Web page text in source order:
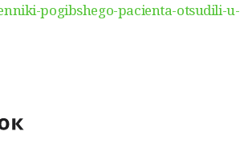
pogibshego-pacienta-otsudili-u-